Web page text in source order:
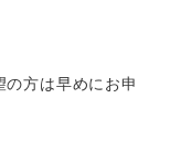
方は早めにお申